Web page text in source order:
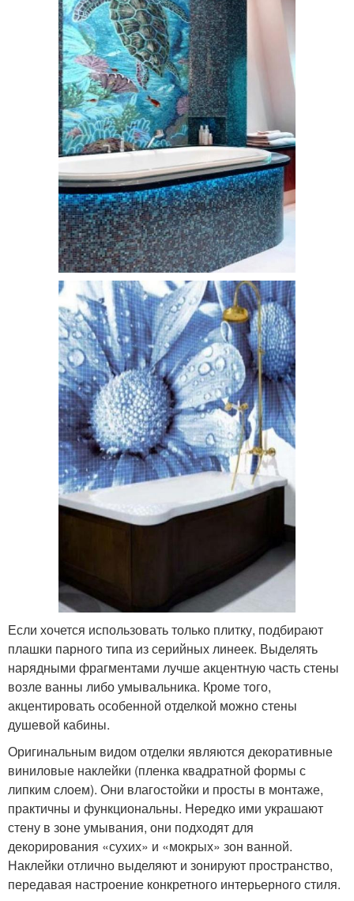
Если хочется использовать только плитку, подбирают
плашки парного типа из серийных линеек. Выделять
нарядными фрагментами лучше акцентную часть стены
возле ванны либо умывальника. Кроме того,
акцентировать особенной отделкой можно стены
душевой кабины.
Оригинальным видом отделки являются декоративные
виниловые наклейки (пленка квадратной формы с
липким слоем). Они влагостойки и просты в монтаже,
практичны и функциональны. Нередко ими украшают
стену в зоне умывания, они подходят для
декорирования «сухих» и «мокрых» зон ванной.
Наклейки отлично выделяют и зонируют пространство,
передавая настроение конкретного интерьерного стиля.